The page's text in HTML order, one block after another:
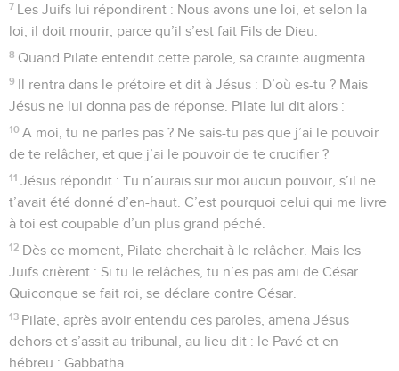
7 Les Juifs lui répondirent : Nous avons une loi, et selon la
loi, il doit mourir, parce qu’il s’est fait Fils de Dieu.
8 Quand Pilate entendit cette parole, sa crainte augmenta.
9 Il rentra dans le prétoire et dit à Jésus : D’où es-tu ? Mais
Jésus ne lui donna pas de réponse. Pilate lui dit alors :
10 A moi, tu ne parles pas ? Ne sais-tu pas que j’ai le pouvoir
de te relâcher, et que j’ai le pouvoir de te crucifier ?
11 Jésus répondit : Tu n’aurais sur moi aucun pouvoir, s’il ne
t’avait été donné d’en-haut. C’est pourquoi celui qui me livre
à toi est coupable d’un plus grand péché.
12 Dès ce moment, Pilate cherchait à le relâcher. Mais les
Juifs crièrent : Si tu le relâches, tu n’es pas ami de César.
Quiconque se fait roi, se déclare contre César.
13 Pilate, après avoir entendu ces paroles, amena Jésus
dehors et s’assit au tribunal, au lieu dit : le Pavé et en
hébreu : Gabbatha.